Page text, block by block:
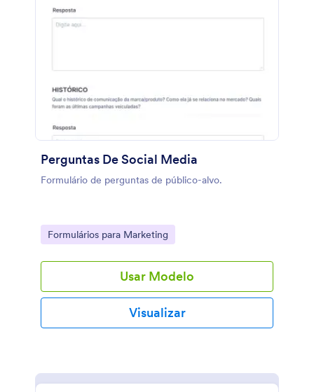
Perguntas De Social Media
Formulário de perguntas de público-alvo.
Go to Category:
Formulários para Marketing
Usar Modelo
Visualizar